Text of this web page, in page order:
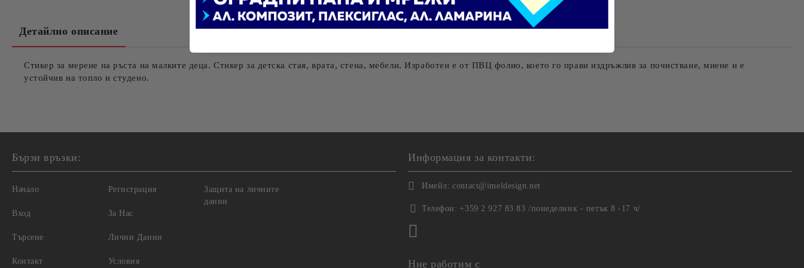
Детайлно описание
Стикер за мерене на ръста на малките деца. Стикер за детска стая, врата, стена, мебели. Изработен е от ПВЦ фолио, което го прави издръжлив за почистване, миене и е
устойчив на топло и студено.
Бързи връзки:
Начало
Вход
Търсене
Контакт
Регистрация
За Нас
Лични Данни
Условия
Защита на личните
данни
Информация за контакти:
Имейл: contact@imeldesign.net
Телефон: +359 2 927 83 83 /понеделник - петък 8 -17 ч/
Ние работим с